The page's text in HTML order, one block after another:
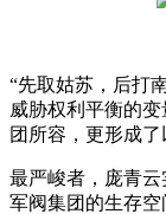
“先取姑苏，后打
威胁权利平衡的
团所容，更形成
最严峻者，庞青
军阀集团的生存空